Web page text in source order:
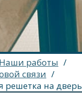
Наши работы /
связи /
решетка на дверь